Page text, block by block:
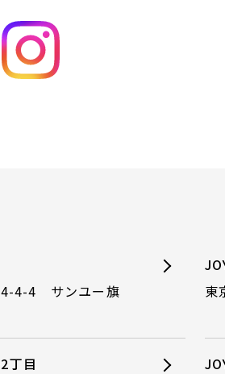
4-4-4 サンユー旗
東
丁目